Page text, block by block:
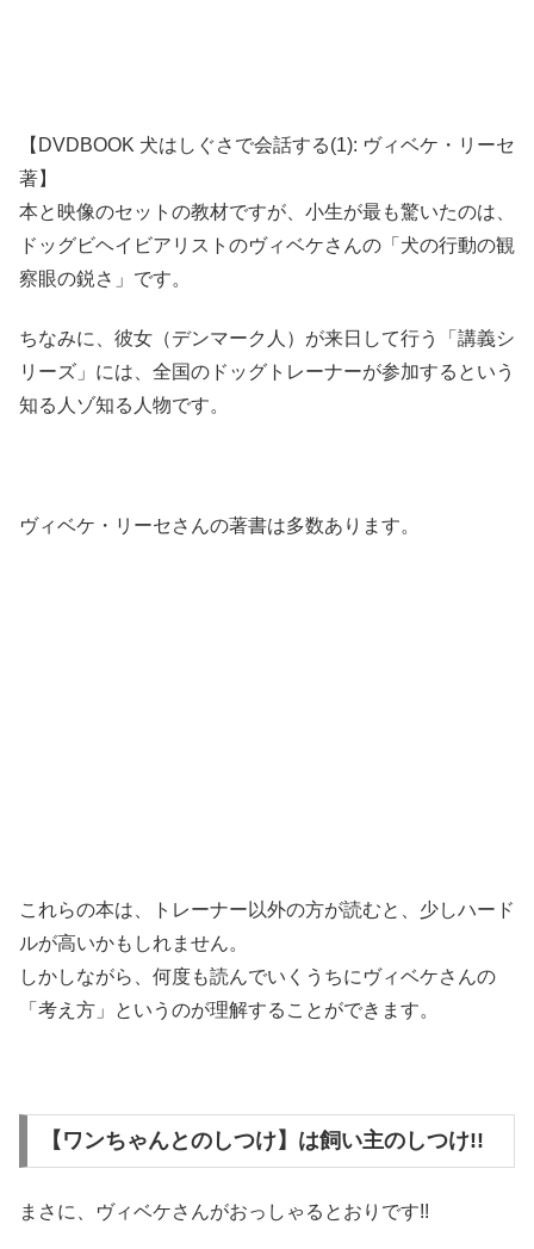
【DVDBOOK 犬はしぐさで会話する(1): ヴィベケ・リーセ
著】
本と映像のセットの教材ですが、小生が最も驚いたのは、
ドッグビヘイビアリストのヴィベケさんの「犬の行動の観
察眼の鋭さ」です。
ちなみに、彼女（デンマーク人）が来日して行う「講義シ
リーズ」には、全国のドッグトレーナーが参加するという
知る人ゾ知る人物です。
ヴィベケ・リーセさんの著書は多数あります。
これらの本は、トレーナー以外の方が読むと、少しハード
ルが高いかもしれません。
しかしながら、何度も読んでいくうちにヴィベケさんの
「考え方」というのが理解することができます。
【ワンちゃんとのしつけ】は飼い主のしつけ!!
まさに、ヴィベケさんがおっしゃるとおりです!!